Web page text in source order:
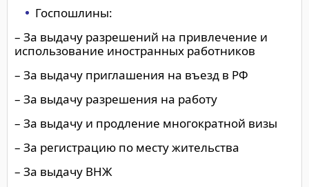
Госпошлины:
– За выдачу разрешений на привлечение и
использование иностранных работников
– За выдачу приглашения на въезд в РФ
– За выдачу разрешения на работу
– За выдачу и продление многократной визы
– За регистрацию по месту жительства
– За выдачу ВНЖ